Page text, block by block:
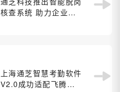
核查系统 助力企业实
上海通芝智慧考勤软件
V2.0成功适配飞腾腾